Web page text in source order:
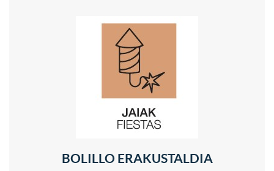
BOLILLO ERAKUSTALDIA